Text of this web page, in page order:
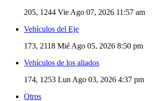
205, 1244 Vie Ago 07, 2026 11:57 am
Vehículos del Eje
173, 2118 Mié Ago 05, 2026 8:50 pm
Vehículos de los aliados
174, 1253 Lun Ago 03, 2026 4:37 pm
Otros